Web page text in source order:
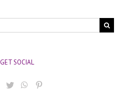
GET SOCIAL